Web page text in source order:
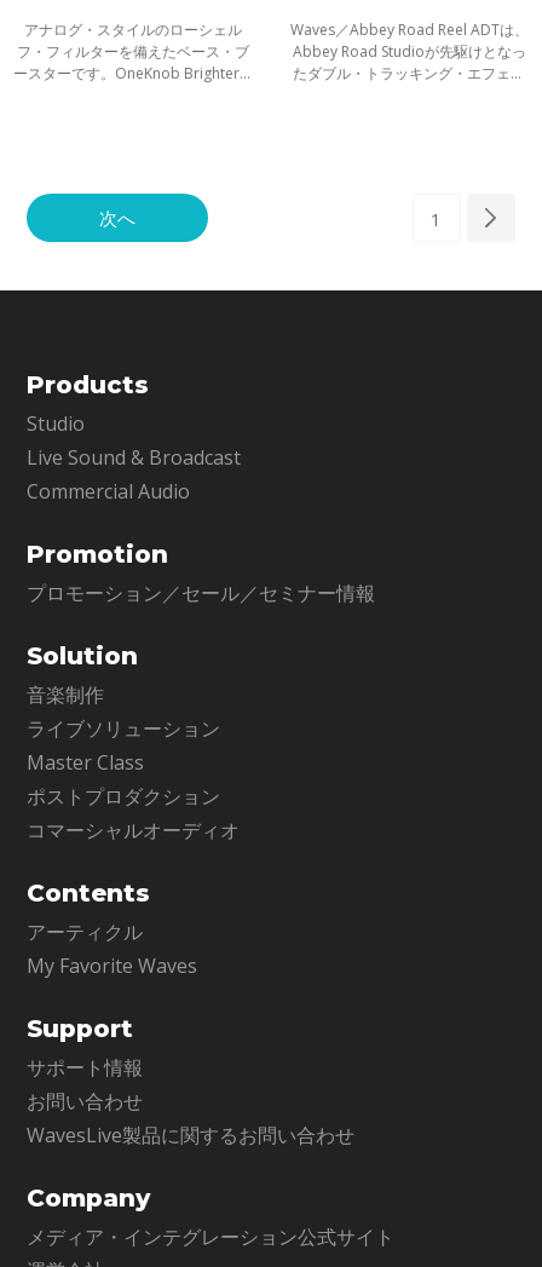
アナログ・スタイルのローシェル
フ・フィルターを備えたベース・ブ
ースターです。OneKnob Brighterと
Waves／Abbey Road Reel ADTは、
Abbey Road Studioが先駆けとなっ
たダブル・トラッキング・エフェク
次へ 1
Products
Studio
Live Sound & Broadcast
Commercial Audio
Promotion
プロモーション／セール／セミナー情報
Solution
音楽制作
ライブソリューション
Master Class
ポストプロダクション
コマーシャルオーディオ
Contents
アーティクル
My Favorite Waves
Support
サポート情報
お問い合わせ
WavesLive製品に関するお問い合わせ
Company
メディア・インテグレーション公式サイト